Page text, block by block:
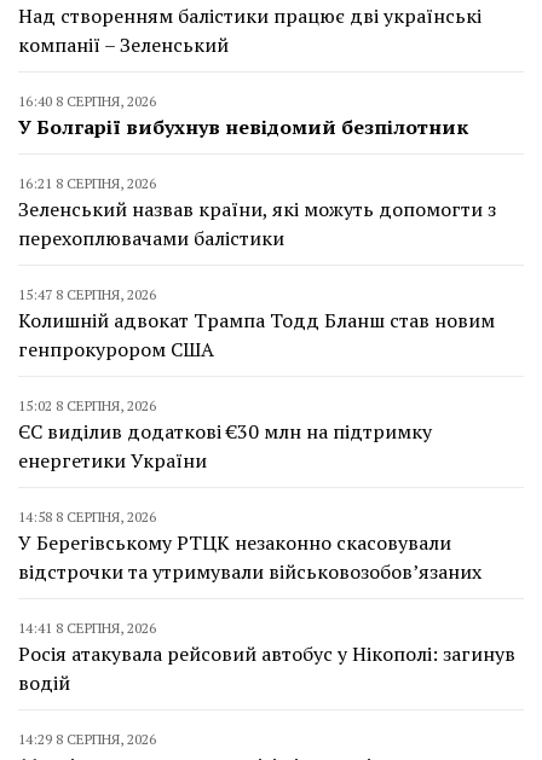
Над створенням балістики працює дві українські
компанії – Зеленський
16:40 8 СЕРПНЯ, 2026
У Болгарії вибухнув невідомий безпілотник
16:21 8 СЕРПНЯ, 2026
Зеленський назвав країни, які можуть допомогти з
перехоплювачами балістики
15:47 8 СЕРПНЯ, 2026
Колишній адвокат Трампа Тодд Бланш став новим
генпрокурором США
15:02 8 СЕРПНЯ, 2026
ЄС виділив додаткові €30 млн на підтримку
енергетики України
14:58 8 СЕРПНЯ, 2026
У Берегівському РТЦК незаконно скасовували
відстрочки та утримували військовозобов’язаних
14:41 8 СЕРПНЯ, 2026
Росія атакувала рейсовий автобус у Нікополі: загинув
водій
14:29 8 СЕРПНЯ, 2026